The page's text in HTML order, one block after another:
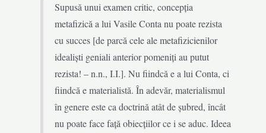
Supusă unui examen critic, concepția
metafizică a lui Vasile Conta nu poate rezista
cu succes [de parcă cele ale metafizicienilor
idealiști geniali anterior pomeniți au putut
rezista! – n.n., I.I.]. Nu fiindcă e a lui Conta, ci
fiindcă e materialistă. În adevăr, materialismul
în genere este ca doctrină atât de șubred, încât
nu poate face față obiecțiilor ce i se aduc. Ideea